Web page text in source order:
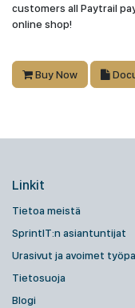
customers all Paytrail
online shop!
Buy Now
Linkit
Tietoa meistä
SprintIT:n asiantuntijat
Urasivut ja avoimet
Tietosuoja
Blogi